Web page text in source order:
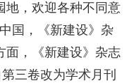
地，欢迎各种不同意
国，《新建设》杂
面，《新建设》杂志
三卷改为学术月刊